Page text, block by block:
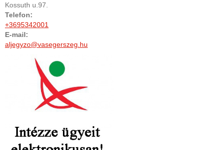
Kossuth u.97.
Telefon:
+3695342001
E-mail:
aljegyzo@vasegerszeg.hu